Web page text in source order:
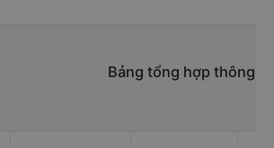
Bảng tổng hợp thông